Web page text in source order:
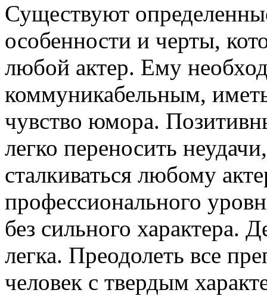
Существуют
особенности и черты,
любой актер. Ему
коммуникабельным,
чувство юмора.
легко переносить
сталкиваться любому
профессионального
без сильного характера.
легка. Преодолеть все
человек с твердым